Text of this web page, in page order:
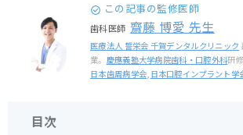
この記事の監修医師
歯科医師 齋藤 博愛 先生
医療法人 誓栄会 千賀デンタルクリニック
業。 慶應義塾大学病院歯科・口腔外科研
日本歯周病学会, 日本口腔インプラント学
目次